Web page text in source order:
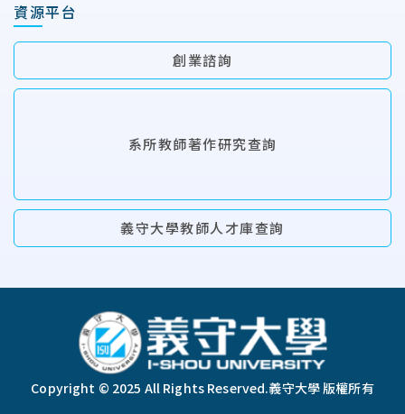
資源平台
創業諮詢
系所教師著作研究查詢
義守大學教師人才庫查詢
Copyright © 2025 All Rights Reserved.義守大學 版權所有